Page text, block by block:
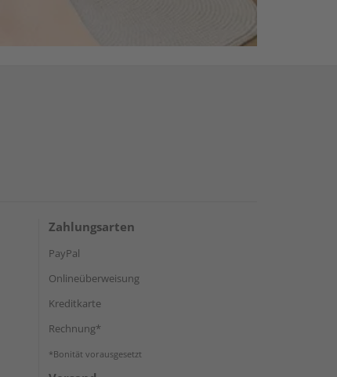
Zahlungsarten
PayPal
Onlineüberweisung
Kreditkarte
Rechnung*
*Bonität vorausgesetzt